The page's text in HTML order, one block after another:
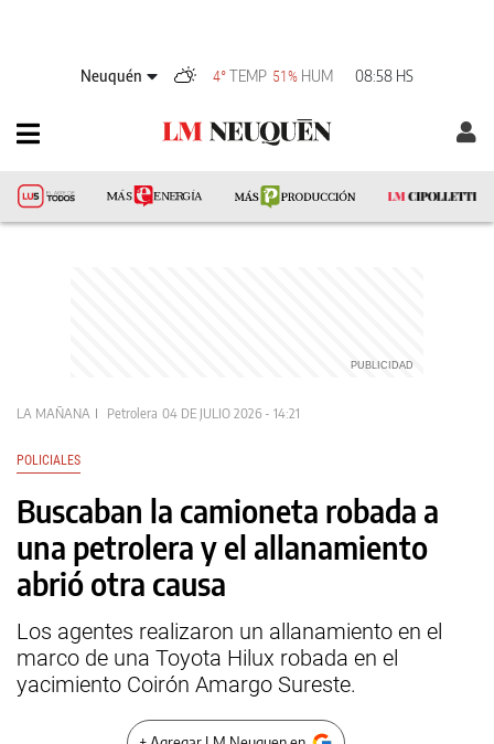
Neuquén 4°TEMP 51% HUM 08:58 HS
LA MAÑANA Petrolera 04 DE JULIO 2026 - 14:21
POLICIALES
Buscaban la camioneta robada a
una petrolera y el allanamiento
abrió otra causa
Los agentes realizaron un allanamiento en el
marco de una Toyota Hilux robada en el
yacimiento Coirón Amargo Sureste.